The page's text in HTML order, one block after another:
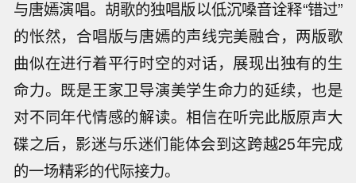
与唐嫣演唱。胡歌的独唱版以低沉嗓音诠释“错过”
的怅然，合唱版与唐嫣的声线完美融合，两版歌
曲似在进行着平行时空的对话，展现出独有的生
命力。既是王家卫导演美学生命力的延续，也是
对不同年代情感的解读。相信在听完此版原声大
碟之后，影迷与乐迷们能体会到这跨越25年完成
的一场精彩的代际接力。